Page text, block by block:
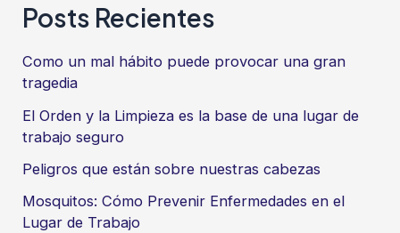
a
seguridad
salud
trabajo
Posts Recientes
Como un mal hábito puede provocar una gran
tragedia
El Orden y la Limpieza es la base de una lugar de
trabajo seguro
Peligros que están sobre nuestras cabezas
Mosquitos: Cómo Prevenir Enfermedades en el
Lugar de Trabajo